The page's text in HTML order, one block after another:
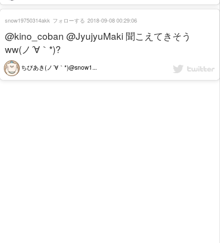
@kino_coban @JyujyuMaki 聞こえてきそう
ww(ノ´∀｀*)?
ちびあき(ノ´∀｀*)@snow1...
snow19750314akk フォローする 2018-09-08 00:29:06